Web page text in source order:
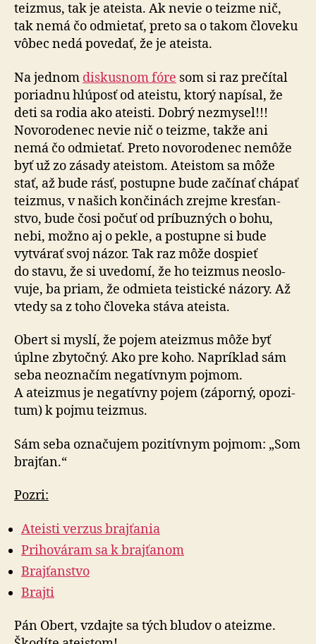
teizmus, tak je ateista. Ak nevie o teizme nič,
tak nemá čo odmie­tať, preto sa o ta­kom človeku
vôbec nedá po­ve­dať, že je ateista.
Na jednom diskusnom fóre som si raz prečítal
poriadnu hlúposť od ateistu, ktorý napísal, že
deti sa rodia ako ateisti. Dobrý nezmysel!!!
Novo­ro­de­nec nevie nič o teizme, takže ani
nemá čo odmietať. Preto no­vo­ro­de­nec ne­môže
byť už zo zá­sa­dy ateistom. Ateistom sa môže
stať, až bude rásť, postupne bude začínať chápať
teizmus, v našich kon­či­nách zrejme kres­ťan­
stvo, bude čosi počuť od prí­buz­ných o bohu,
nebi, možno aj o pekle, a postupne si bude
vytvá­rať svoj názor. Tak raz môže dospieť
do stavu, že si uve­do­mí, že ho teizmus ne­oslo­
vuje, ba priam, že odmieta teistické názory. Až
vtedy sa z toho človeka stáva ateista.
Obert si myslí, že pojem ateizmus môže byť
úplne zby­točný. Ako pre koho. Napríklad sám
seba ne­ozna­čím ne­ga­tív­nym pojmom.
A ateizmus je nega­tívny pojem (zá­por­ný, opo­zi­
tum) k poj­mu teizmus.
Sám seba označujem pozitívnym pojmom: „Som
brajťan.“
Pozri:
Ateisti verzus brajťania
Prihováram sa k brajťanom
Brajťanstvo
Brajti
Pán Obert, vzdajte sa tých bludov o ateizme.